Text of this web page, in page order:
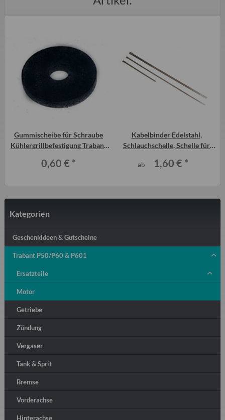
Gummischeibe für Schraube
Kühlergrillbefestigung Trabant
0,60 € *
Kabelbinder Edelstahl,
Schlauchschelle, Schelle für
ab 1,60 € *
Kategorien
Geschenkideen & Gutscheine
Trabant P50/P60 & P601
Ersatzteile
Motor
Getriebe
Zündung
Vergaser
Tank & Sprit
Bremse
Vorderachse
Hinterachse